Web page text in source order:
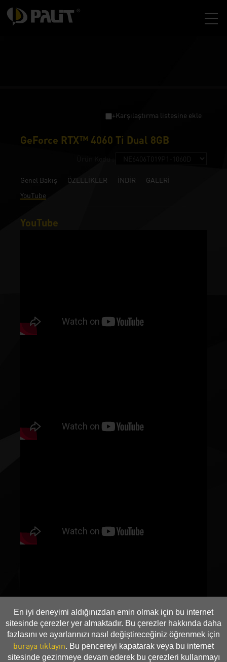
En iyi deneyimi aldığınızdan emin olmak için bu internet
sitesinde çerezler yer almaktadır. Bu çerezler hakkında daha
fazlasını ve ayarlarınızı nasıl değiştireceğiniz öğrenmek için
buraya tıklayın. Bu pencereyi kapatarak veya bu internet
sitesinde gezinmeye devam ederek bu çerezleri kullanmayı
+Karşılaştırma listesine ekle
GeForce RTX™ 4060 Ti Dual 8GB
Genel Bakış ÖZELLİKLER İNDİR
GALERİ
YouTube
YouTube